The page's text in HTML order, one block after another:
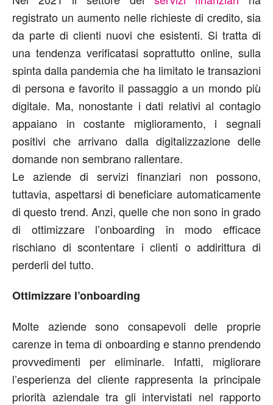
registrato un aumento nelle richieste di credito, sia
da parte di clienti nuovi che esistenti. Si tratta di
una tendenza verificatasi soprattutto online, sulla
spinta dalla pandemia che ha limitato le transazioni
di persona e favorito il passaggio a un mondo più
digitale. Ma, nonostante i dati relativi al contagio
appaiano in costante miglioramento, i segnali
positivi che arrivano dalla digitalizzazione delle
domande non sembrano rallentare.
Le aziende di servizi finanziari non possono,
tuttavia, aspettarsi di beneficiare automaticamente
di questo trend. Anzi, quelle che non sono in grado
di ottimizzare l’onboarding in modo efficace
rischiano di scontentare i clienti o addirittura di
perderli del tutto.
Ottimizzare l’onboarding
Molte aziende sono consapevoli delle proprie
carenze in tema di onboarding e stanno prendendo
provvedimenti per eliminarle. Infatti, migliorare
l’esperienza del cliente rappresenta la principale
priorità aziendale tra gli intervistati nel rapporto